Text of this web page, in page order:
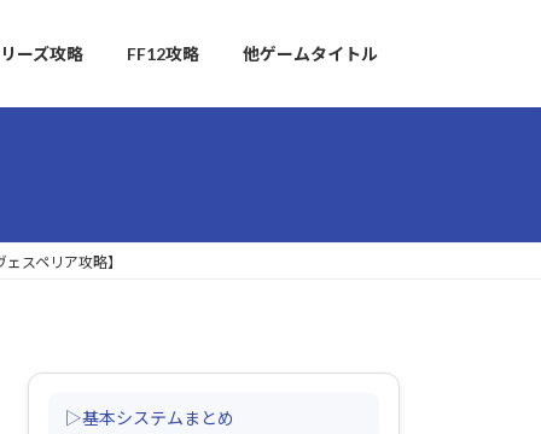
ーズ攻略 FF12攻略 他ゲームタイトル
スペリア攻略】
▷基本システムまとめ